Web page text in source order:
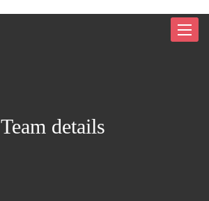
Toggle
Team details